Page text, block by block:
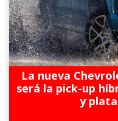
La nueva
será la pick-up
y